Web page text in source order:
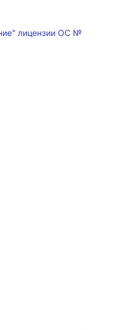
лицензии ОС №